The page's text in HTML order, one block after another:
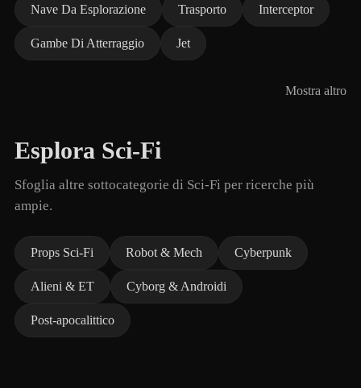
Nave Da Esplorazione Trasporto Interceptor
Gambe Di Atterraggio Jet
Mostra altro
Esplora Sci-Fi
Sfoglia altre sottocategorie di Sci-Fi per ricerche più
ampie.
Props Sci-Fi Robot & Mech Cyberpunk
Alieni & ET Cyborg & Androidi
Post-apocalittico